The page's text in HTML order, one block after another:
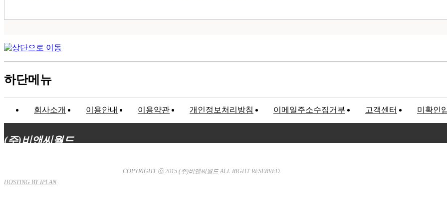
하단메뉴
회사소개 이용안내 이용약관 개인정보처리방침 이메일주소수집거부 고객센터 미확인
(주)비앤씨월드
COPYRIGHT ⓒ 2015 (주)비앤씨월드ALL RIGHT RESERVED.
HOSTING BY IPLAN